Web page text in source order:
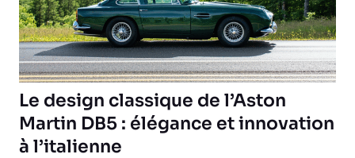
Le design classique de l’Aston
Martin DB5 : élégance et innovation
à l’italienne